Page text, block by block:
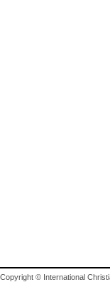
Copyright © International